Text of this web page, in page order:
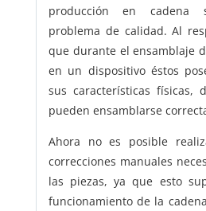
producción en cadena
problema de calidad. Al
que durante el ensamblaje
en un dispositivo éstos
sus características físicas,
pueden ensamblarse
Ahora no es posible
correcciones manuales
las piezas, ya que esto
funcionamiento de la